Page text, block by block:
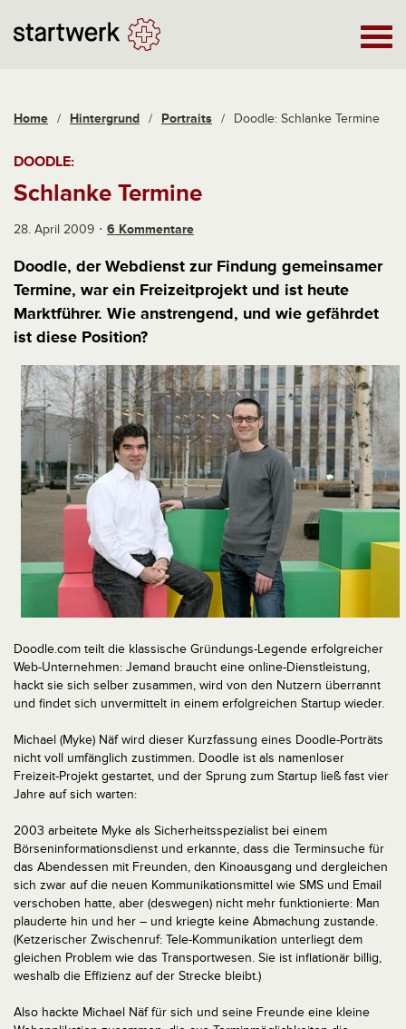
Home / Hintergrund / Portraits / Doodle: Schlanke Termine
DOODLE:
Schlanke Termine
28. April 2009 6 Kommentare
Doodle, der Webdienst zur Findung gemeinsamer
Termine, war ein Freizeitprojekt und ist heute
Marktführer. Wie anstrengend, und wie gefährdet
ist diese Position?
Doodle.com teilt die klassische Gründungs-Legende erfolgreicher
Web-Unternehmen: Jemand braucht eine online-Dienstleistung,
hackt sie sich selber zusammen, wird von den Nutzern überrannt
und findet sich unvermittelt in einem erfolgreichen Startup wieder.
Michael (Myke) Näf wird dieser Kurzfassung eines Doodle-Porträts
nicht voll umfänglich zustimmen. Doodle ist als namenloser
Freizeit-Projekt gestartet, und der Sprung zum Startup ließ fast vier
Jahre auf sich warten:
2003 arbeitete Myke als Sicherheitsspezialist bei einem
Börseninformationsdienst und erkannte, dass die Terminsuche für
das Abendessen mit Freunden, den Kinoausgang und dergleichen
sich zwar auf die neuen Kommunikationsmittel wie SMS und Email
verschoben hatte, aber (deswegen) nicht mehr funktionierte: Man
plauderte hin und her – und kriegte keine Abmachung zustande.
(Ketzerischer Zwischenruf: Tele-Kommunikation unterliegt dem
gleichen Problem wie das Transportwesen. Sie ist inflationär billig,
weshalb die Effizienz auf der Strecke bleibt.)
Also hackte Michael Näf für sich und seine Freunde eine kleine